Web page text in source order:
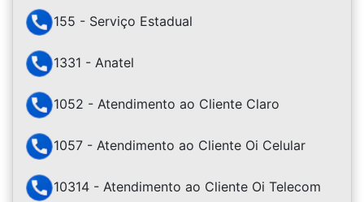
155 - Serviço Estadual
1331 - Anatel
1052 - Atendimento ao Cliente Claro
1057 - Atendimento ao Cliente Oi Celular
10314 - Atendimento ao Cliente Oi Telecom